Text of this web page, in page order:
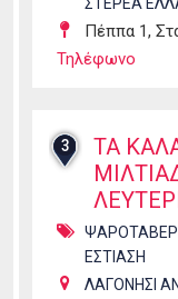
Πέππα 1,
Τηλέφωνο
3
ΤΑ
ΕΣΤΙΑΣΗ
ΛΑΓΟΝΗΣΙ